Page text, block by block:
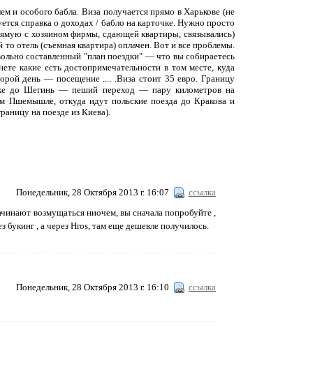
и особого бабла. Виза получается прямо в Харькове (не
справка о доходах / бабло на карточке. Нужно просто
с хозяином фирмы, сдающей квартиры, связывались)
отель (съемная квартира) оплачен. Вот и все проблемы.
составленный "план поездки" — что вы собираетесь
какие есть достопримечательности в том месте, куда
день — посещение .... .Виза стоит 35 евро. Границу
до Шегинь — пеший переход — пару километров на
Пшемышле, откуда идут польские поезда до Кракова и
на поезде из Киева).
Понедельник, 28 Октября 2013 г. 16:07 ссылка
возмущаться ниочем, вы сначала попробуйте ,
букинг , а через Hros, там еще дешевле получилось.
Понедельник, 28 Октября 2013 г. 16:10 ссылка